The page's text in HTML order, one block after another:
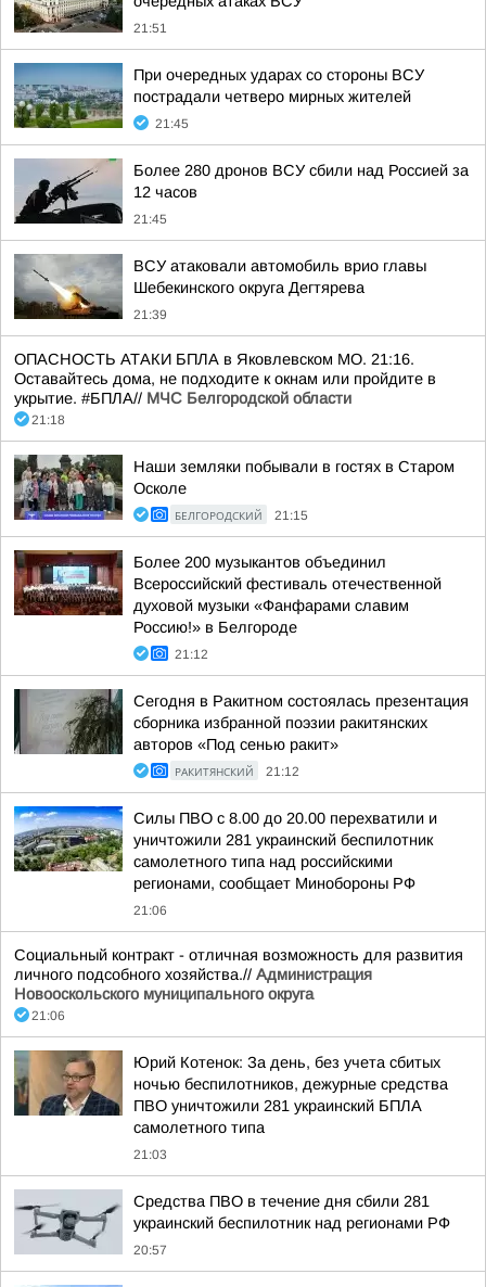
21:51
При очередных ударах со стороны ВСУ
пострадали четверо мирных жителей
21:45
Более 280 дронов ВСУ сбили над Россией за
12 часов
21:45
ВСУ атаковали автомобиль врио главы
Шебекинского округа Дегтярева
21:39
ОПАСНОСТЬ АТАКИ БПЛА в Яковлевском МО. 21:16.
Оставайтесь дома, не подходите к окнам или пройдите в
укрытие. #БПЛА// МЧС Белгородской области
21:18
Наши земляки побывали в гостях в Старом
Осколе
БЕЛГОРОДСКИЙ 21:15
Более 200 музыкантов объединил
Всероссийский фестиваль отечественной
духовой музыки «Фанфарами славим
Россию!» в Белгороде
21:12
Сегодня в Ракитном состоялась презентация
сборника избранной поэзии ракитянских
авторов «Под сенью ракит»
РАКИТЯНСКИЙ 21:12
Силы ПВО с 8.00 до 20.00 перехватили и
уничтожили 281 украинский беспилотник
самолетного типа над российскими
регионами, сообщает Минобороны РФ
21:06
Социальный контракт - отличная возможность для развития
личного подсобного хозяйства.// Администрация
Новооскольского муниципального округа
21:06
Юрий Котенок: За день, без учета сбитых
ночью беспилотников, дежурные средства
ПВО уничтожили 281 украинский БПЛА
самолетного типа
21:03
Средства ПВО в течение дня сбили 281
украинский беспилотник над регионами РФ
20:57